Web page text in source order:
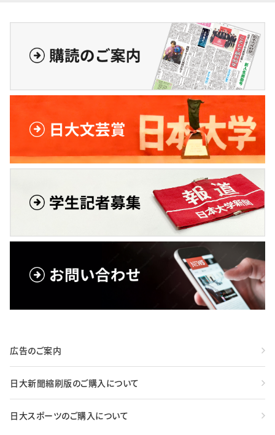
広告のご案内
日大新聞縮刷版のご購入について
日大スポーツのご購入について